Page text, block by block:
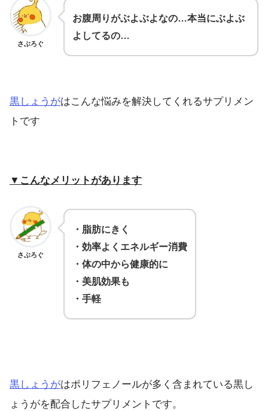
さぶろぐ
お腹周りがぶよぶよなの…本当にぶよぶ
よしてるの…
黒しょうがはこんな悩みを解決してくれるサプリメン
トです
▼こんなメリットがあります
さぶろぐ
・脂肪にきく
・効率よくエネルギー消費
・体の中から健康的に
・美肌効果も
・手軽
黒しょうがはポリフェノールが多く含まれている黒し
ょうがを配合したサプリメントです。